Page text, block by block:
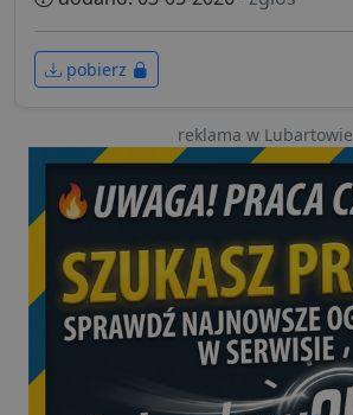
pobierz
reklama w Lubartowie